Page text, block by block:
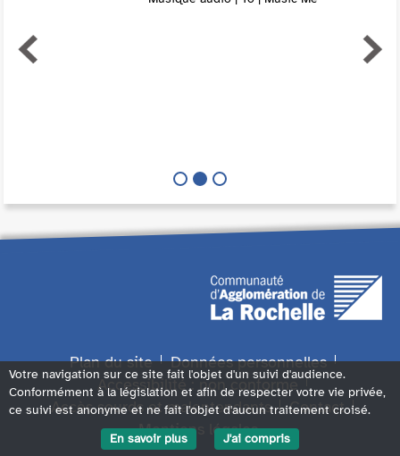
Plan du site
Données personnelles
Accessibilité : non conforme
Accès sourds et malentendants
Contact
Mentions légales
Votre navigation sur ce site fait l'objet d'un suivi d'audience.
Conformément à la législation et afin de respecter votre vie privée,
ce suivi est anonyme et ne fait l'objet d'aucun traitement croisé.
En savoir plus
J'ai compris